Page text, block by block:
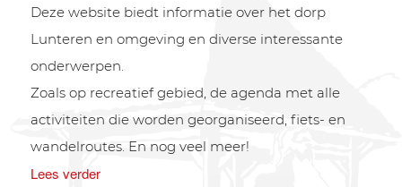
Deze website biedt informatie over het dorp
Lunteren en omgeving en diverse interessante
onderwerpen.
Zoals op recreatief gebied, de agenda met alle
activiteiten die worden georganiseerd, fiets- en
wandelroutes. En nog veel meer!
Lees verder